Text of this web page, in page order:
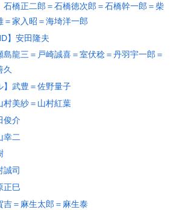
石橋正二郎＝石橋徳次郎＝石橋幹一郎＝柴
＝家入昭＝海埼洋一郎
】安田隆夫
島龍三＝戸崎誠喜＝室伏稔＝丹羽宇一郎＝
久
】武豊＝佐野量子
村美紗＝山村紅葉
俊介
幸二
誠司
正巳
吉＝麻生太郎＝麻生泰